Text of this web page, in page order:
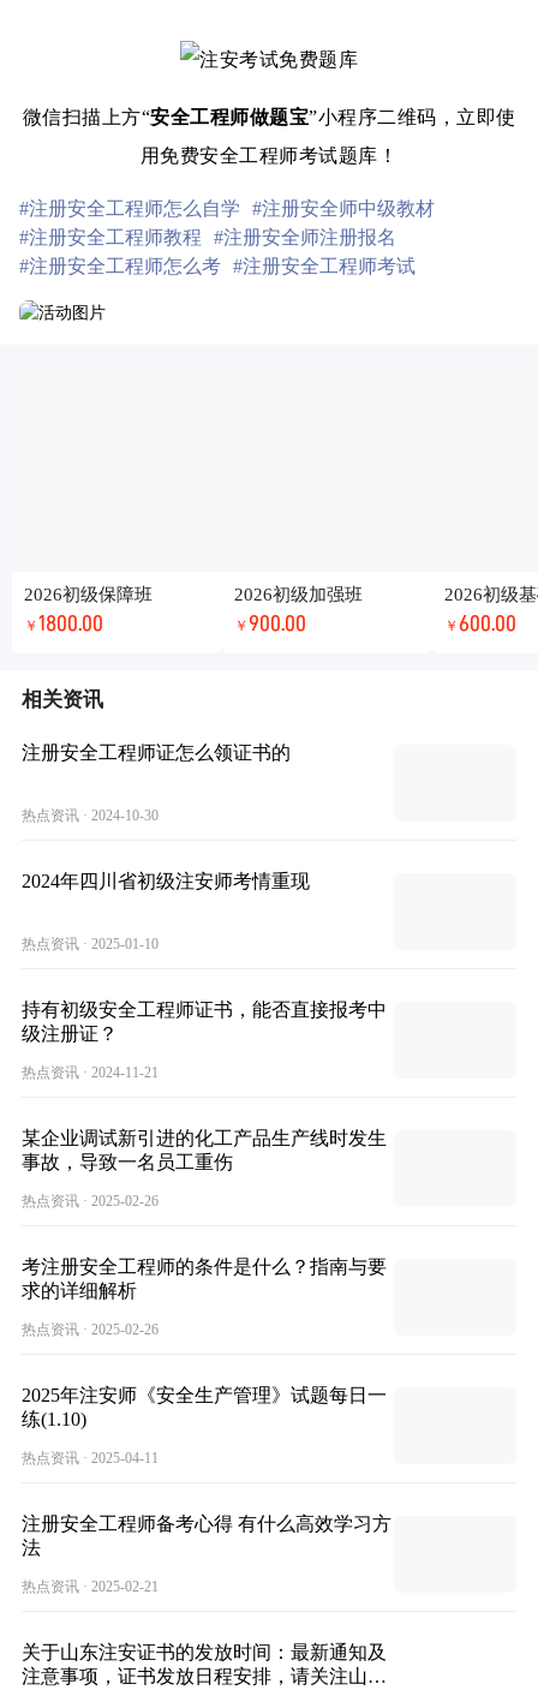
微信扫描上方“安全工程师做题宝”小程序二维码，立即使
用免费安全工程师考试题库！
#注册安全工程师怎么自学
#注册安全师中级教材
#注册安全工程师教程
#注册安全师注册报名
#注册安全工程师怎么考 #注册安全工程师考试
2026初级保障班
￥ 1800.00
2026初级加强班
￥ 900.00
2026初级
￥ 600.00
相关资讯
注册安全工程师证怎么领证书的
热点资讯 · 2024-10-30
2024年四川省初级注安师考情重现
热点资讯 · 2025-01-10
持有初级安全工程师证书，能否直接报考中
级注册证？
热点资讯 · 2024-11-21
某企业调试新引进的化工产品生产线时发生
事故，导致一名员工重伤
热点资讯 · 2025-02-26
考注册安全工程师的条件是什么？指南与要
求的详细解析
热点资讯 · 2025-02-26
2025年注安师《安全生产管理》试题每日一
练(1.10)
热点资讯 · 2025-04-11
注册安全工程师备考心得 有什么高效学习方
法
热点资讯 · 2025-02-21
关于山东注安证书的发放时间：最新通知及
注意事项，证书发放日程安排，请关注山东